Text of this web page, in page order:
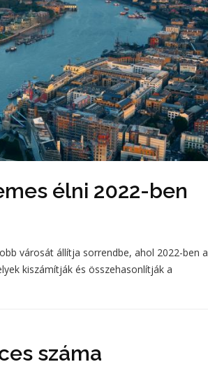
élni 2022-ben
városát állítja sorrendbe, ahol 2022-ben a
kiszámítják és összehasonlítják a
száma